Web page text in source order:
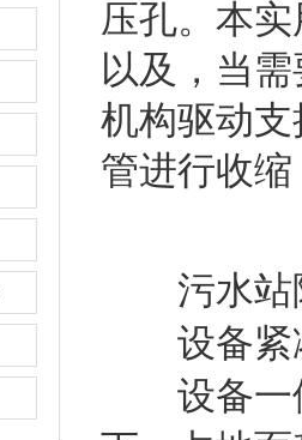
压孔。本
以及，当
机构驱动
管进行收
污水站
设备紧凑
设备一体